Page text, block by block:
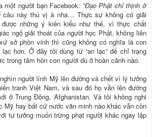
một người bạn Facebook: “Đạo Phật chỉ thịnh ở
câu này thú vị à nha… Thực sự không có giải
những ý kiến kiểu như thế, vì thực chất
ngộ giải thoát của người học Phật, không liên
sở phồn vinh thì cũng không có nghĩa là con
hơn. Ở đây tôi dùng từ “an lạc” để chỉ trạng
trong tâm hồn con người dù ở hoàn cảnh nào.
người lính Mỹ lên đường và chết vì lý tưởng
tranh Việt Nam, và sau đó họ vẫn lên đường
ở Trung Đông, Afghanistan. Và tôi không nghi
Mỹ hay bất cứ nước văn minh nào khác vẫn còn
tư tưởng muốn trừng phạt người khác ngay lập